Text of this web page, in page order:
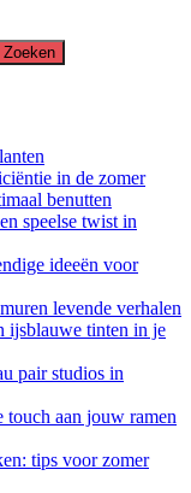
in de zomer
benutten
speelse twist in
ideeën voor
levende verhalen
ijsblauwe tinten in je
pair studios in
touch aan jouw ramen
tips voor zomer